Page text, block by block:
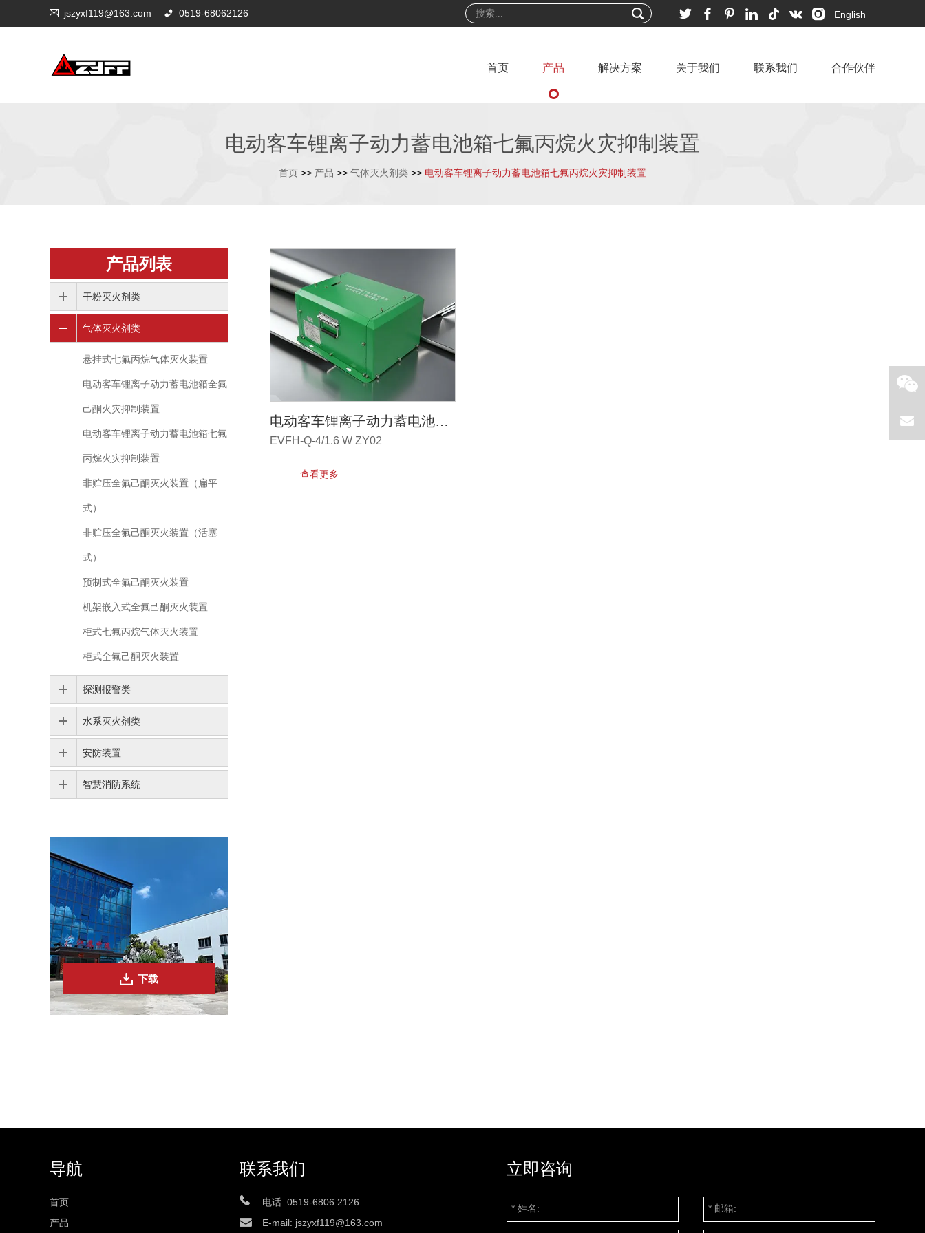
jszyxf119@163.com 0519-68062126 English
首页 产品 解决方案 关于我们 联系我们 合作伙伴
电动客车锂离子动力蓄电池箱七氟丙烷火灾抑制装置
首页 >> 产品 >> 气体灭火剂类 >> 电动客车锂离子动力蓄电池箱七氟丙烷火灾抑制装置
电动客车锂离子动力蓄电池箱七氟丙烷火灾抑制装置
EVFH-Q-4/1.6 W ZY02
查看更多
产品列表
干粉灭火剂类
气体灭火剂类
悬挂式七氟丙烷气体灭火装置
电动客车锂离子动力蓄电池箱全氟
己酮火灾抑制装置
电动客车锂离子动力蓄电池箱七氟
丙烷火灾抑制装置
非贮压全氟己酮灭火装置（扁平
式）
非贮压全氟己酮灭火装置（活塞
式）
预制式全氟己酮灭火装置
机架嵌入式全氟己酮灭火装置
柜式七氟丙烷气体灭火装置
柜式全氟己酮灭火装置
探测报警类
水系灭火剂类
安防装置
智慧消防系统
下载
导航
首页
产品
联系我们
电话: 0519-6806 2126
E-mail: jszyxf119@163.com
立即咨询